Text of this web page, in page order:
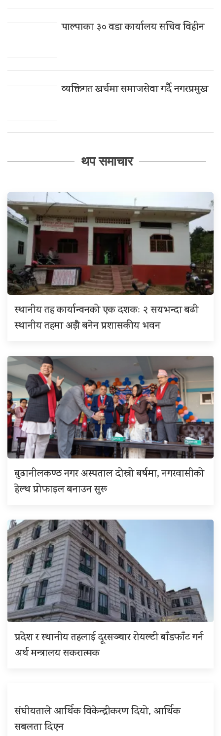
पाल्पाका ३० वडा कार्यालय सचिव विहीन
व्यक्तिगत खर्चमा समाजसेवा गर्दै नगरप्रमुख
थप समाचार
स्थानीय तह कार्यान्वनको एक दशकः २ सयभन्दा बढी
स्थानीय तहमा अझै बनेन प्रशासकीय भवन
बुढानीलकण्ठ नगर अस्पताल दोस्रो बर्षमा, नगरवासीको
हेल्थ प्रोफाइल बनाउन सुरू
प्रदेश र स्थानीय तहलाई दूरसञ्चार रोयल्टी बाँडफाँट गर्न
अर्थ मन्त्रालय सकरात्मक
संघीयताले आर्थिक विकेन्द्रीकरण दियो, आर्थिक
सबलता दिएन